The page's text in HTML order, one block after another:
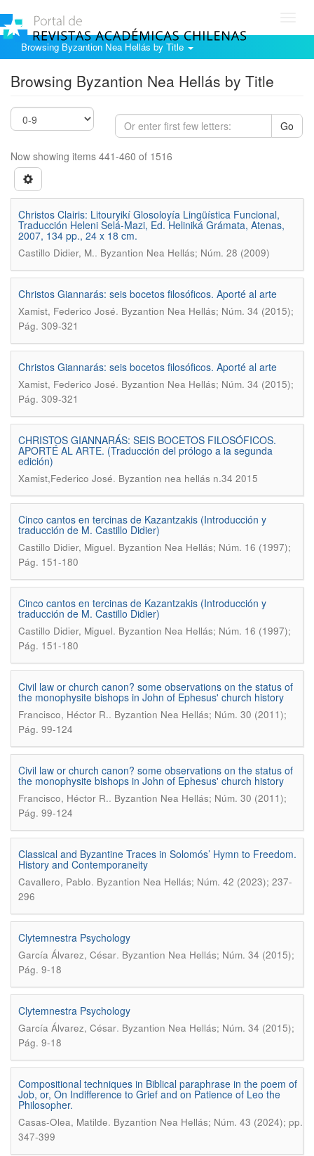
Browsing Byzantion Nea Hellás by Title
Browsing Byzantion Nea Hellás by Title
Go
Now showing items 441-460 of 1516
Christos Clairis: Litouryikí Glosoloyía Lingüística Funcional,
Traducción Heleni Selá-Mazi, Ed. Heliniká Grámata, Atenas,
2007, 134 pp., 24 x 18 cm.
Castillo Didier, M.. Byzantion Nea Hellás; Núm. 28 (2009)
Christos Giannarás: seis bocetos filosóficos. Aporté al arte
Xamist, Federico José. Byzantion Nea Hellás; Núm. 34 (2015);
Pág. 309-321
Christos Giannarás: seis bocetos filosóficos. Aporté al arte
Xamist, Federico José. Byzantion Nea Hellás; Núm. 34 (2015);
Pág. 309-321
CHRISTOS GIANNARÁS: SEIS BOCETOS FILOSÓFICOS.
APORTÉ AL ARTE. (Traducción del prólogo a la segunda
edición)
Xamist,Federico José. Byzantion nea hellás n.34 2015
Cinco cantos en tercinas de Kazantzakis (Introducción y
traducción de M. Castillo Didier)
Castillo Didier, Miguel. Byzantion Nea Hellás; Núm. 16 (1997);
Pág. 151-180
Cinco cantos en tercinas de Kazantzakis (Introducción y
traducción de M. Castillo Didier)
Castillo Didier, Miguel. Byzantion Nea Hellás; Núm. 16 (1997);
Pág. 151-180
Civil law or church canon? some observations on the status of
the monophysite bishops in John of Ephesus' church history
Francisco, Héctor R.. Byzantion Nea Hellás; Núm. 30 (2011);
Pág. 99-124
Civil law or church canon? some observations on the status of
the monophysite bishops in John of Ephesus' church history
Francisco, Héctor R.. Byzantion Nea Hellás; Núm. 30 (2011);
Pág. 99-124
Classical and Byzantine Traces in Solomós’ Hymn to Freedom.
History and Contemporaneity
Cavallero, Pablo. Byzantion Nea Hellás; Núm. 42 (2023); 237-
296
Clytemnestra Psychology
García Álvarez, César. Byzantion Nea Hellás; Núm. 34 (2015);
Pág. 9-18
Clytemnestra Psychology
García Álvarez, César. Byzantion Nea Hellás; Núm. 34 (2015);
Pág. 9-18
Compositional techniques in Biblical paraphrase in the poem of
Job, or, On Indifference to Grief and on Patience of Leo the
Philosopher.
Casas-Olea, Matilde. Byzantion Nea Hellás; Núm. 43 (2024); pp.
347-399